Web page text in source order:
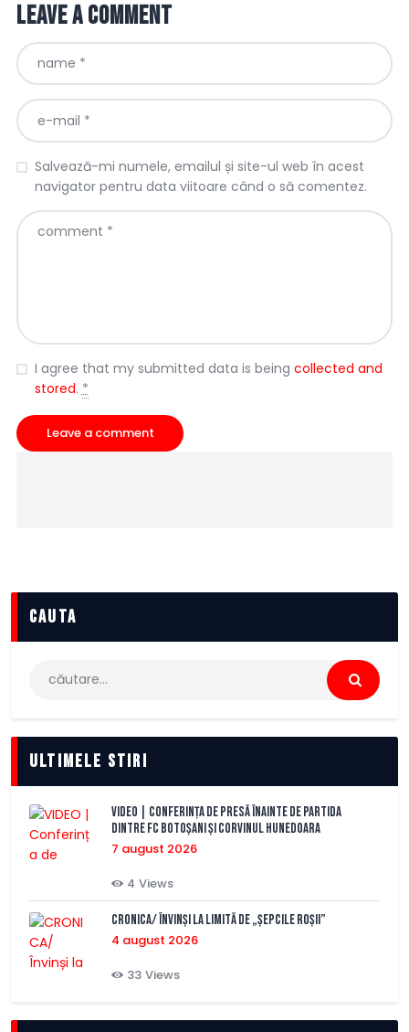
Leave a comment
Salvează-mi numele, emailul și site-ul web în acest
navigator pentru data viitoare când o să comentez.
I agree that my submitted data is being collected and
stored.*
cauta
Caută
Ultimele stiri
VIDEO | Conferința de presă înainte de partida
dintre FC Botoșani și Corvinul Hunedoara
7 august 2026
4 Views
CRONICA/ Învinși la limită de „Șepcile Roșii”
4 august 2026
33 Views